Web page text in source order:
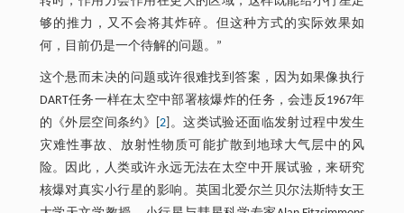
够的推力，又不会将其炸碎。但这种方式的实际效果如
何，目前仍是一个待解的问题。”
这个悬而未决的问题或许很难找到答案，因为如果像执行
DART任务一样在太空中部署核爆炸的任务，会违反1967年
的《外层空间条约》[2 ]。这类试验还面临发射过程中发生
灾难性事故、放射性物质可能扩散到地球大气层中的风
险。因此，人类或许永远无法在太空中开展试验，来研究
核爆对真实小行星的影响。英国北爱尔兰贝尔法斯特女王